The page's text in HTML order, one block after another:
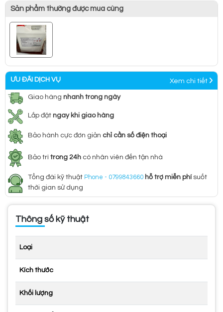
Sản phẩm thường được mua cùng
ƯU ĐÃI DỊCH VỤ Xem chi tiết
Giao hàng nhanh trong ngày
Lắp đặt ngay khi giao hàng
Bảo hành cực đơn giản chỉ cần số điện thoại
Bảo trì trong 24h có nhân viên đến tận nhà
Tổng đài kỹ thuật Phone - 0799843660 hỗ trợ miễn phí suốt
thời gian sử dụng
Thông số kỹ thuật
Loại
Kích thước
Khối lượng